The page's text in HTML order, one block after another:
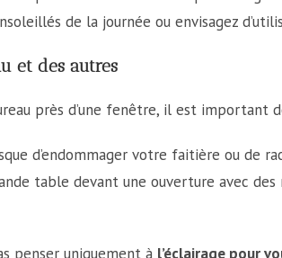
de la journée ou envisagez
et des autres
près d’une fenêtre, il est important
d’endommager votre faitière ou de
table devant une ouverture avec des
penser uniquement à l’éclairage pour